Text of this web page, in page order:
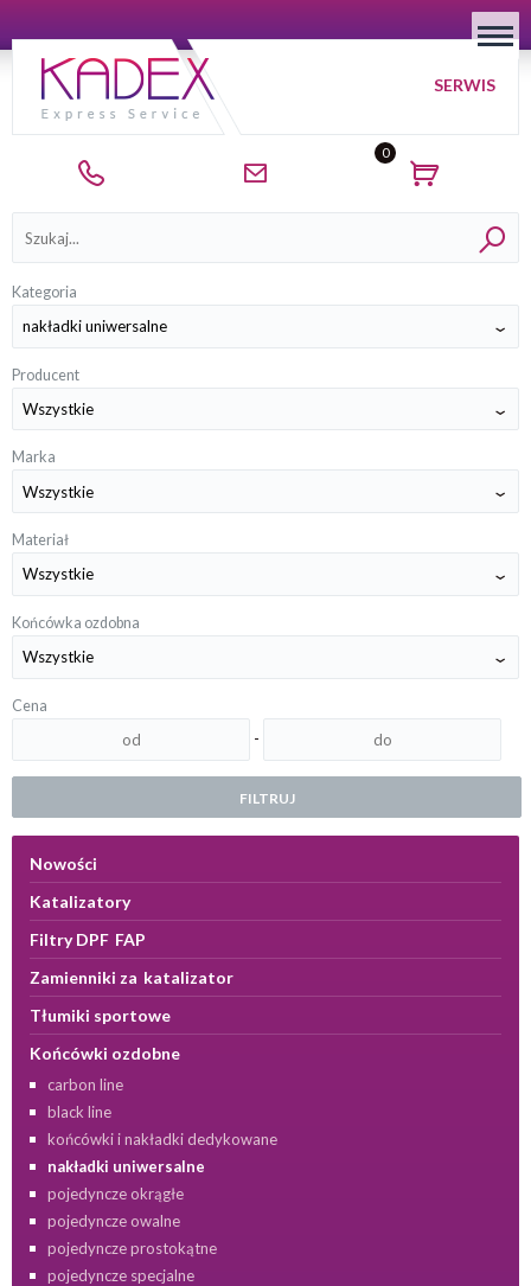
0
SERWIS
Kategoria
Producent
Marka
Materiał
Końcówka ozdobna
Cena
-
FILTRUJ
Kategorie
Nowości
Katalizatory
Filtry DPF FAP
Zamienniki za katalizator
Tłumiki sportowe
Końcówki ozdobne
carbon line
black line
końcówki i nakładki dedykowane
nakładki uniwersalne
pojedyncze okrągłe
pojedyncze owalne
pojedyncze prostokątne
pojedyncze specjalne